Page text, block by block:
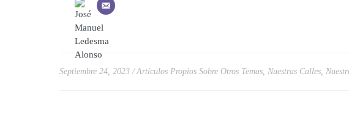
Septiembre 24, 2023 Artículos Propios Sobre Otros Temas Nuestras Calles